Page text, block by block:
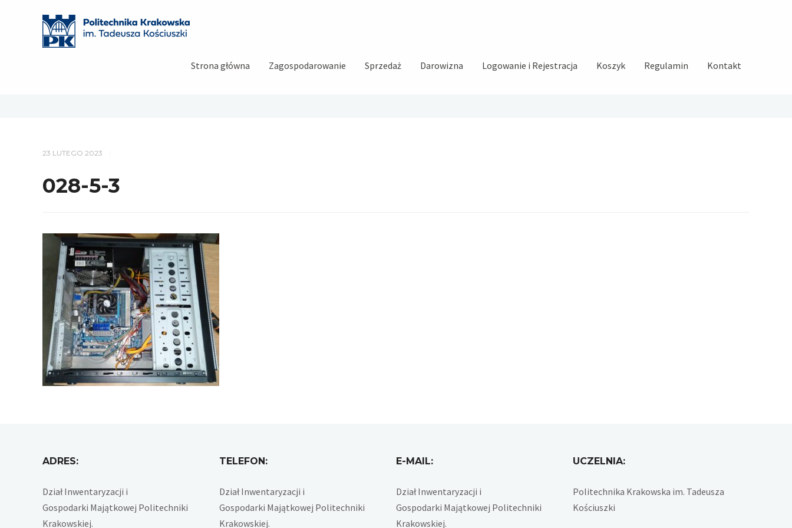
Strona główna Zagospodarowanie Sprzedaż Darowizna Logowanie i Rejestracja Koszyk Regulamin Kontakt
23 LUTEGO 2023
028-5-3
ADRES:
Dział Inwentaryzacji i
Gospodarki Majątkowej Politechniki
Krakowskiej.
TELEFON:
Dział Inwentaryzacji i
Gospodarki Majątkowej Politechniki
Krakowskiej.
E-MAIL:
Dział Inwentaryzacji i
Gospodarki Majątkowej Politechniki
Krakowskiej.
UCZELNIA:
Politechnika Krakowska im. Tadeusza
Kościuszki